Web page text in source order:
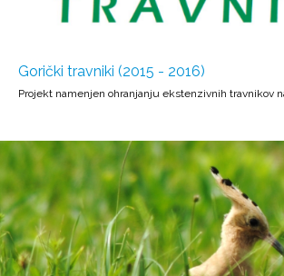
Gorički travniki (2015 - 2016)
Projekt namenjen ohranjanju ekstenzivnih travnikov